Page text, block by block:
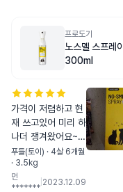
데 알크기는 많이작
진않아요~ 현재 먹
고있는 사료보단큰
이며 먹어주네요..오
둘중 어떤걸 선택하
는지 테스트해볼 생
각입니다 ^^
프로도기
노스멜 스프레이
300ml
가격이 저렴하고 현
재 쓰고있어 미리 하
나더 쟁겨왔어요~
무향에 제품도 좋아
서 만족하며 잘쓰고
있어요^^ 떨어질만
푸들(토이) · 4살 6개월
· 3.5kg
먼
*******
2023.12.09